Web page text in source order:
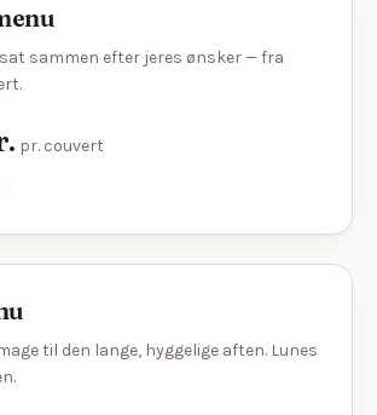
sammen efter jeres ønsker — fra
pr. couvert
til den lange, hyggelige aften. Lunes